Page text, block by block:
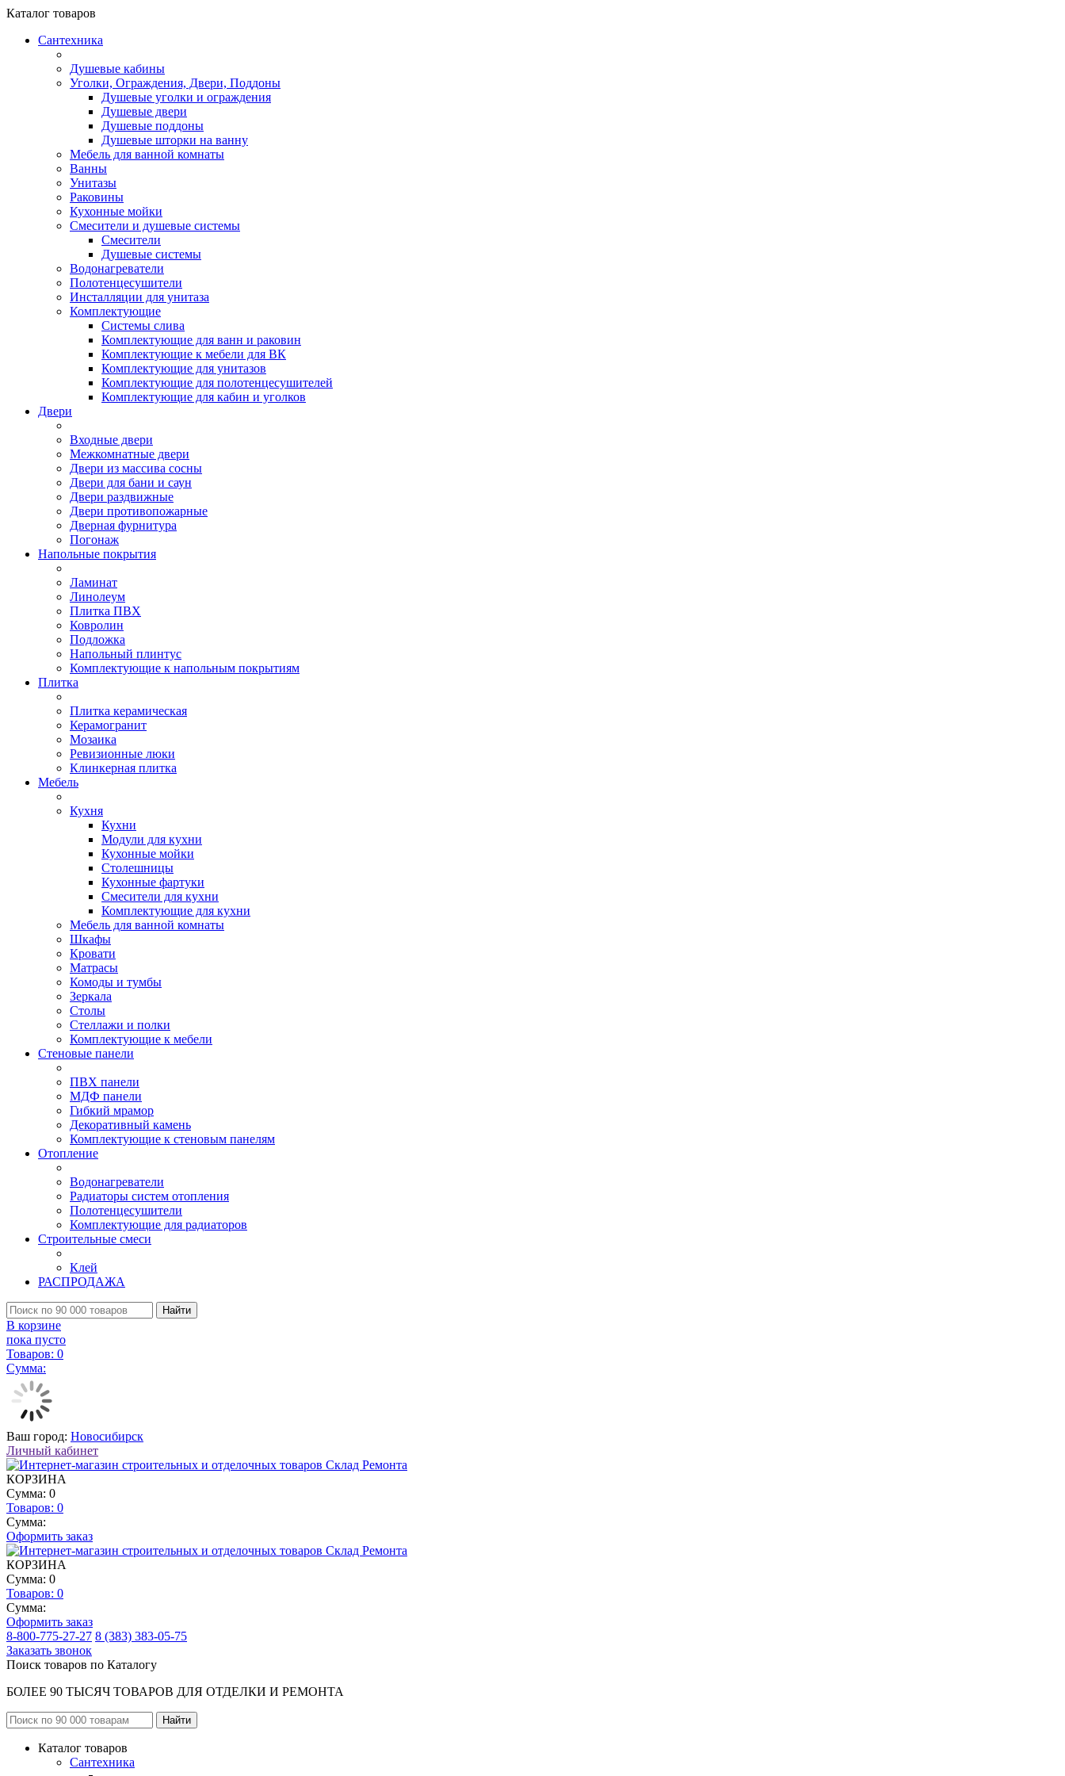
Каталог товаров
Сантехника
Душевые кабины
Уголки, Ограждения, Двери, Поддоны
Душевые уголки и ограждения
Душевые двери
Душевые поддоны
Душевые шторки на ванну
Мебель для ванной комнаты
Ванны
Унитазы
Раковины
Кухонные мойки
Смесители и душевые системы
Смесители
Душевые системы
Водонагреватели
Полотенцесушители
Инсталляции для унитаза
Комплектующие
Системы слива
Комплектующие для ванн и раковин
Комплектующие к мебели для ВК
Комплектующие для унитазов
Комплектующие для полотенцесушителей
Комплектующие для кабин и уголков
Двери
Входные двери
Межкомнатные двери
Двери из массива сосны
Двери для бани и саун
Двери раздвижные
Двери противопожарные
Дверная фурнитура
Погонаж
Напольные покрытия
Ламинат
Линолеум
Плитка ПВХ
Ковролин
Подложка
Напольный плинтус
Комплектующие к напольным покрытиям
Плитка
Плитка керамическая
Керамогранит
Мозаика
Ревизионные люки
Клинкерная плитка
Мебель
Кухня
Кухни
Модули для кухни
Кухонные мойки
Столешницы
Кухонные фартуки
Смесители для кухни
Комплектующие для кухни
Мебель для ванной комнаты
Шкафы
Кровати
Матрасы
Комоды и тумбы
Зеркала
Столы
Стеллажи и полки
Комплектующие к мебели
Стеновые панели
ПВХ панели
МДФ панели
Гибкий мрамор
Декоративный камень
Комплектующие к стеновым панелям
Отопление
Водонагреватели
Радиаторы систем отопления
Полотенцесушители
Комплектующие для радиаторов
Строительные смеси
Клей
РАСПРОДАЖА
Найти
В корзине
пока пусто
Товаров: 0
Сумма:
Ваш город: Новосибирск
Личный кабинет
КОРЗИНА
Сумма: 0
Товаров: 0
Сумма:
Оформить заказ
КОРЗИНА
Сумма: 0
Товаров: 0
Сумма:
Оформить заказ
8-800-775-27-27 8 (383) 383-05-75
Заказать звонок
Поиск товаров по Каталогу
БОЛЕЕ 90 ТЫСЯЧ ТОВАРОВ ДЛЯ ОТДЕЛКИ И РЕМОНТА
Каталог товаров
Сантехника